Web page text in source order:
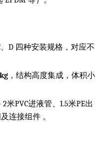
、D 四种安装规格，对应不
，结构高度集成，体积小
米PVC进液管、1.5米PE出
连接组件 。